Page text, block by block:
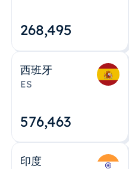
268,495
西班牙
ES
576,463
印度